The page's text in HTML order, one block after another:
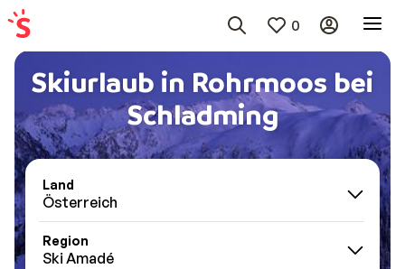
0
Skiurlaub in Rohrmoos bei
Schladming
Land
Österreich
Region
Ski Amadé